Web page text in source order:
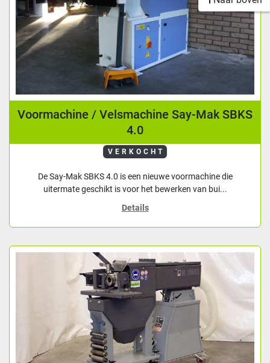
Voormachine / Velsmachine Say-Mak SBKS
4.0
VERKOCHT
De Say-Mak SBKS 4.0 is een nieuwe voormachine die
uitermate geschikt is voor het bewerken van bui...
Details